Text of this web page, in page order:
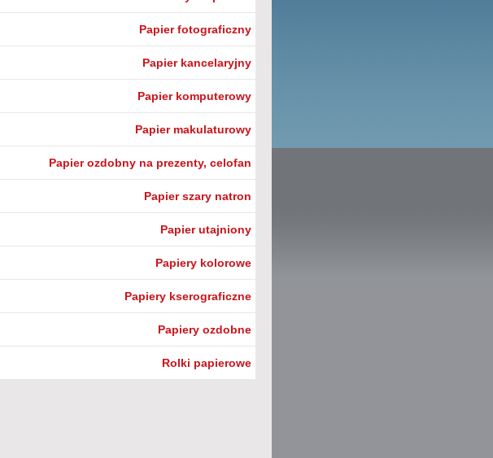
Papier fotograficzny
Papier kancelaryjny
Papier komputerowy
Papier makulaturowy
Papier ozdobny na prezenty, celofan
Papier szary natron
Papier utajniony
Papiery kolorowe
Papiery kserograficzne
Papiery ozdobne
Rolki papierowe